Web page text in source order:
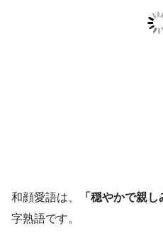
和顔愛語は、 「穏やかで親
字熟語です。